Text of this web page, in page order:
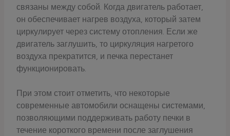
связаны между собой. Когда двигатель работает,
он обеспечивает нагрев воздуха, который затем
циркулирует через систему отопления. Если же
двигатель заглушить, то циркуляция нагретого
воздуха прекратится, и печка перестанет
функционировать.
При этом стоит отметить, что некоторые
современные автомобили оснащены системами,
позволяющими поддерживать работу печки в
течение короткого времени после заглушения